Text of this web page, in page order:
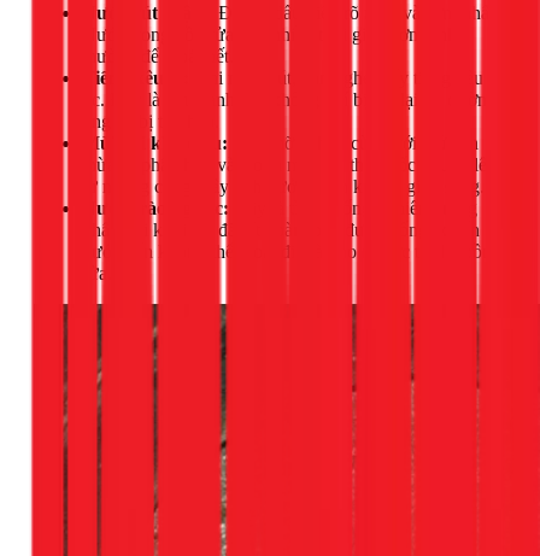
Nước rút chậm:
Đây là dấu hiệu rõ ràng và sớm nhất.
Nước trong bồn rửa mất nhiều thời gian hơn bình
thường để thoát hết.
Tiếng kêu lạ:
Khi nước rút, bạn nghe thấy tiếng kêu ọc
ọc. Đây là âm thanh của không khí bị kẹt lại do đường
ống đã bị thu hẹp.
Mùi hôi khó chịu: Dầu mỡ tích tụ cùng với thức ăn
thừa sẽ phân hủy và tạo ra mùi hôi thối, bốc ngược lên
từ miệng cống, gây ảnh hưởng đến không gian sống.
Nước trào ngược: Đây là tình huống nghiêm trọng
nhất, khi khối tắc đã bít hoàn toàn đường ống, khiến
nước bẩn không thể thoát đi mà trào ngược trở lại bồn
rửa.